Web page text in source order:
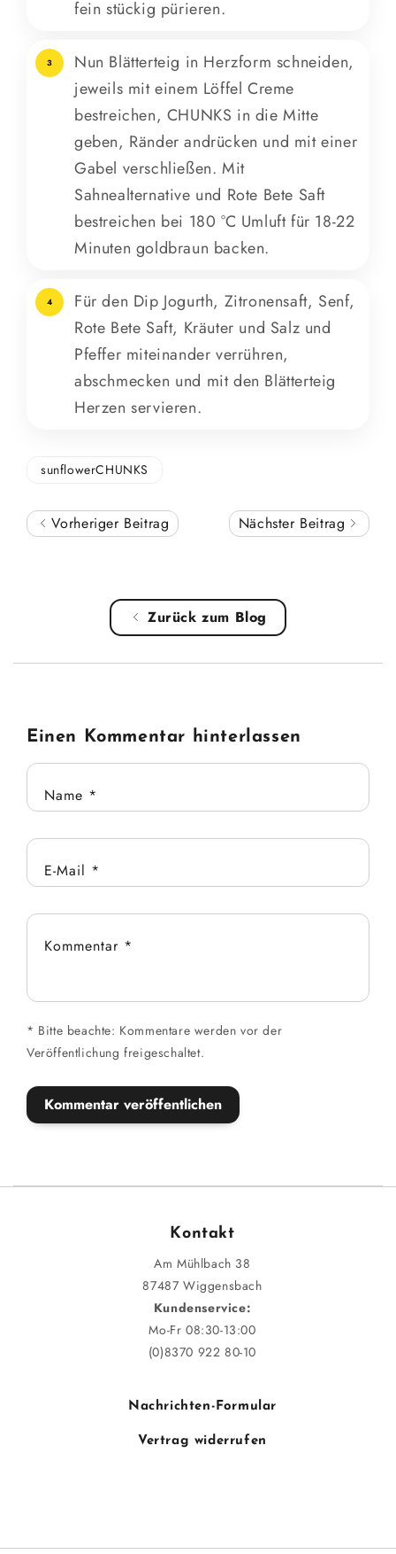
fein stückig pürieren.
3
Nun Blätterteig in Herzform schneiden,
jeweils mit einem Löffel Creme
bestreichen, CHUNKS in die Mitte
geben, Ränder andrücken und mit einer
Gabel verschließen. Mit
Sahnealternative und Rote Bete Saft
bestreichen bei 180 °C Umluft für 18-22
Minuten goldbraun backen.
4
Für den Dip Jogurth, Zitronensaft, Senf,
Rote Bete Saft, Kräuter und Salz und
Pfeffer miteinander verrühren,
abschmecken und mit den Blätterteig
Herzen servieren.
sunflowerCHUNKS
Vorheriger Beitrag Nächster Beitrag
Zurück zum Blog
Einen Kommentar hinterlassen
Name *
E-Mail *
Kommentar *
* Bitte beachte: Kommentare werden vor der
Veröffentlichung freigeschaltet.
Kontakt
Am Mühlbach 38
87487 Wiggensbach
Kundenservice:
Mo-Fr 08:30-13:00
(0)8370 922 80-10
Nachrichten-Formular
Vertrag widerrufen